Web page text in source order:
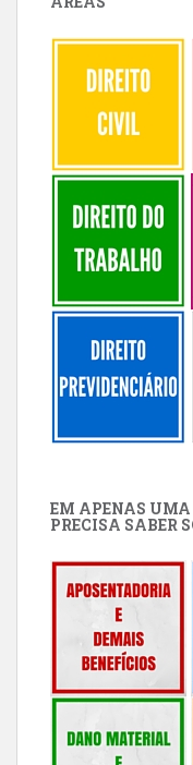
EM APENAS UMA
PRECISA SABER